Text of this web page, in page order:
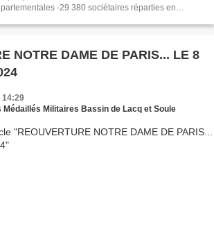
est incontestablement la plus belle décoration
et de demandes d'informations. Nous les en
NOTRE DAME DE PARIS... LE 8
14:29
Médaillés Militaires Bassin de Lacq et Soule